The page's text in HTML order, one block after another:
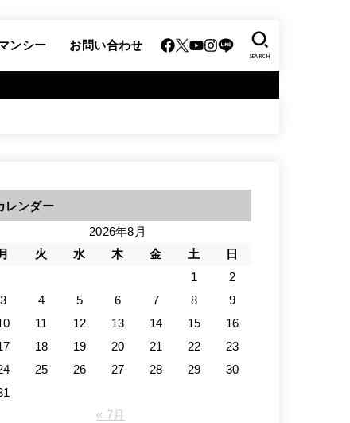
ンシー お問い合わせ
SEARCH
レンダー
2026年8月
火 水 木 金 土
日
1
2
3
4 5 6 7 8
9
11 12 13 14 15
16
18 19 20 21 22
23
25 26 27 28 29
30
« 7月